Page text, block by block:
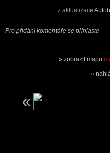
z aktualizace
Pro přidání komentáře se přihlaste
zobrazit mapu